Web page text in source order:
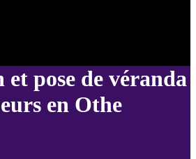
pose de véranda
en Othe